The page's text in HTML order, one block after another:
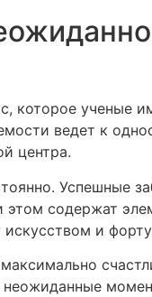
которое ученые
ведет к
центра.
Успешные
содержат
и